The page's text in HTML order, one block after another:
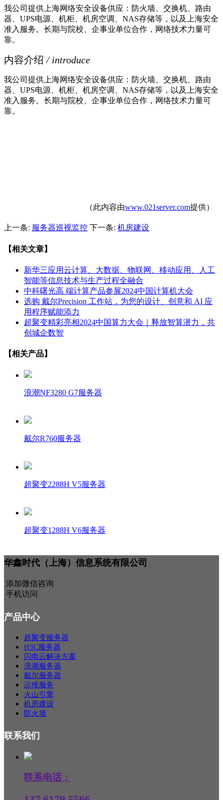
我公司提供上海网络安全设备供应：防火墙、交换机、路由
器、UPS电源、机柜、机房空调、NAS存储等，以及上海安全
准入服务。长期与院校、企事业单位合作，网络技术力量可
靠。
内容介绍 / introduce
我公司提供上海网络安全设备供应：防火墙、交换机、路由
器、UPS电源、机柜、机房空调、NAS存储等，以及上海安全
准入服务。长期与院校、企事业单位合作，网络技术力量可
靠。
（此内容由www.021server.com提供）
上一条: 服务器巡视监控 下一条: 机房建设
【相关文章】
新华三应用云计算、大数据、物联网、移动应用、人工
智能等信息技术与生产过程全融合
中科曙光高 端计算产品参展2024中国计算机大会
选购 戴尔Precision 工作站，为您的设计、创意和 AI 应
用程序赋能添力
超聚变精彩亮相2024中国算力大会｜释放智算潜力，共
创城企数智
【相关产品】
浪潮NF3280 G7服务器
戴尔R760服务器
超聚变2288H V5服务器
超聚变1288H V6服务器
华鑫时代（上海）信息系统有限公司
添加微信咨询
手机访问
产品中心
超聚变服务器
H3C服务器
闪电云解决方案
浪潮服务器
戴尔服务器
运维服务
火山引擎
机房建设
防火墙
联系我们
联系电话：